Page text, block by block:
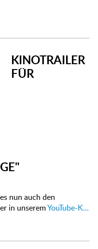
KINOTRAILER
FÜR
nun auch den
in unseremYouTube-K...